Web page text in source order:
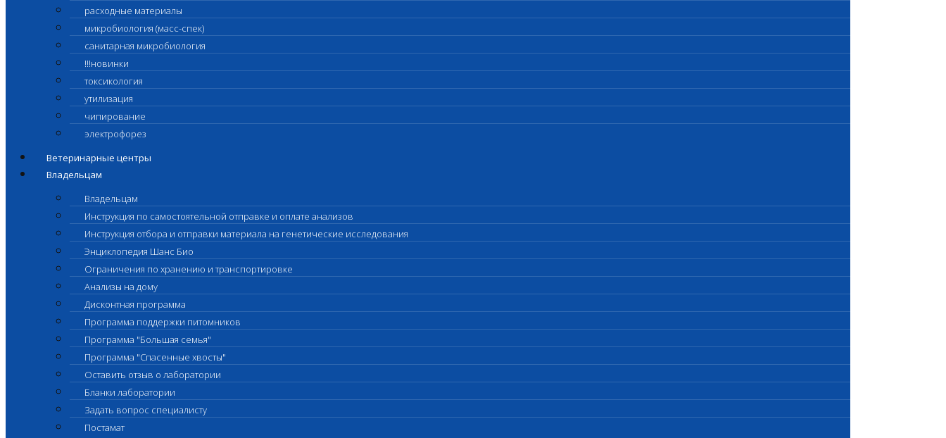
расходные материалы
микробиология (масс-спек)
санитарная микробиология
!!!новинки
токсикология
утилизация
чипирование
электрофорез
Ветеринарные центры
Владельцам
Владельцам
Инструкция по самостоятельной отправке и оплате анализов
Инструкция отбора и отправки материала на генетические исследования
Энциклопедия Шанс Био
Ограничения по хранению и транспортировке
Анализы на дому
Дисконтная программа
Программа поддержки питомников
Программа "Большая семья"
Программа "Спасенные хвосты"
Оставить отзыв о лаборатории
Бланки лаборатории
Задать вопрос специалисту
Постамат